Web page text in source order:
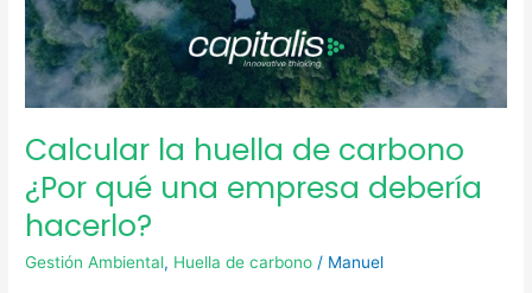
Calcular la huella de carbono
¿Por qué una empresa debería
hacerlo?
Gestión Ambiental, Huella de carbono / Manuel
empresa
debería
hacerlo?